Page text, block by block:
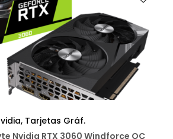
, Tarjetas Gráf.
Nvidia RTX 3060 Windforce OC